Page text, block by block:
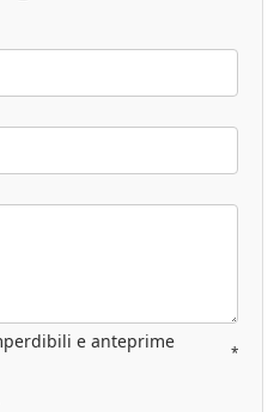
e anteprime
*